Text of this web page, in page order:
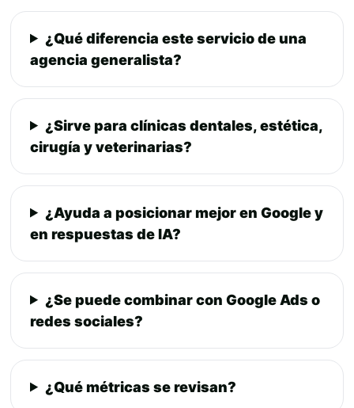
¿Qué diferencia este servicio de una
agencia generalista?
¿Sirve para clínicas dentales, estética,
cirugía y veterinarias?
¿Ayuda a posicionar mejor en Google y
en respuestas de IA?
¿Se puede combinar con Google Ads o
redes sociales?
¿Qué métricas se revisan?